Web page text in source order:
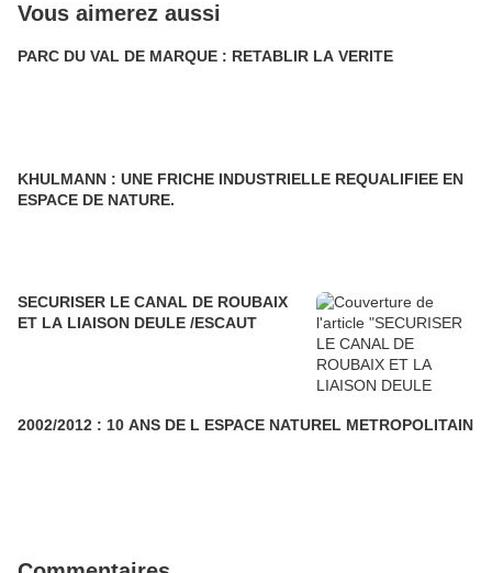
Vous aimerez aussi
PARC DU VAL DE MARQUE : RETABLIR LA VERITE
KHULMANN : UNE FRICHE INDUSTRIELLE REQUALIFIEE EN
ESPACE DE NATURE.
SECURISER LE CANAL DE ROUBAIX
ET LA LIAISON DEULE /ESCAUT
2002/2012 : 10 ANS DE L ESPACE NATUREL METROPOLITAIN